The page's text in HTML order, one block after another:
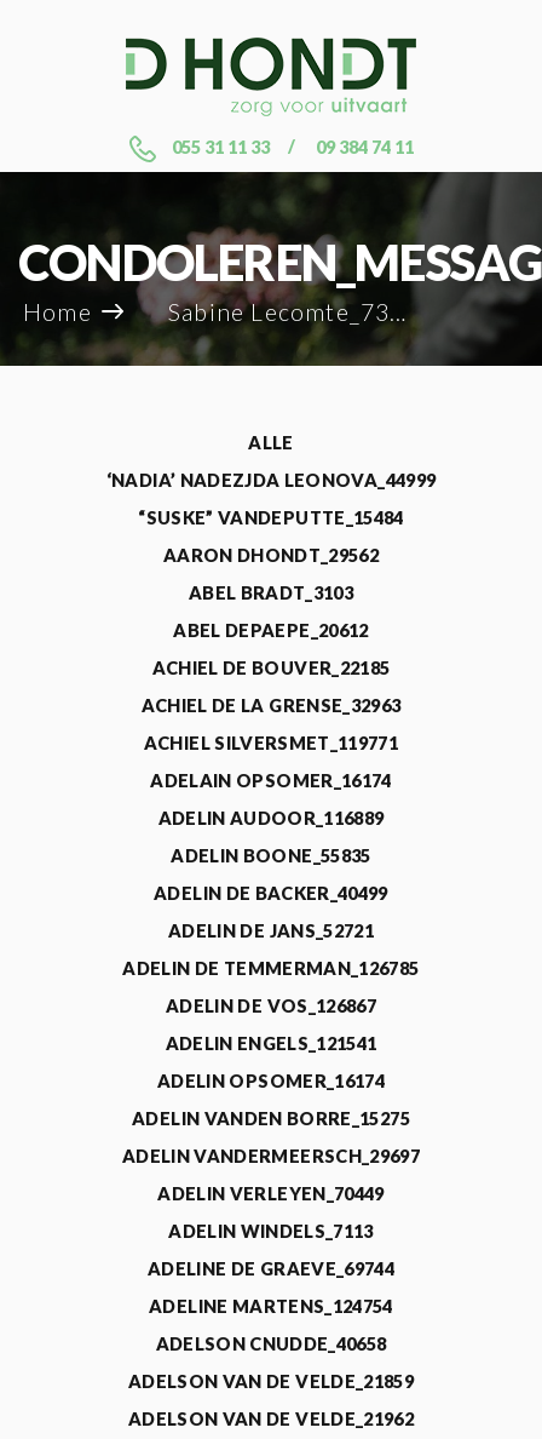
055 31 11 33 09 384 74 11
Home Sabine Lecomte_73111
ALLE
‘NADIA’ NADEZJDA LEONOVA_44999
“SUSKE” VANDEPUTTE_15484
AARON DHONDT_29562
ABEL BRADT_3103
ABEL DEPAEPE_20612
ACHIEL DE BOUVER_22185
ACHIEL DE LA GRENSE_32963
ACHIEL SILVERSMET_119771
ADELAIN OPSOMER_16174
ADELIN AUDOOR_116889
ADELIN BOONE_55835
ADELIN DE BACKER_40499
ADELIN DE JANS_52721
ADELIN DE TEMMERMAN_126785
ADELIN DE VOS_126867
ADELIN ENGELS_121541
ADELIN OPSOMER_16174
ADELIN VANDEN BORRE_15275
ADELIN VANDERMEERSCH_29697
ADELIN VERLEYEN_70449
ADELIN WINDELS_7113
ADELINE DE GRAEVE_69744
ADELINE MARTENS_124754
ADELSON CNUDDE_40658
ADELSON VAN DE VELDE_21859
ADELSON VAN DE VELDE_21962